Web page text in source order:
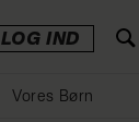
LOG IND
Vores Børn